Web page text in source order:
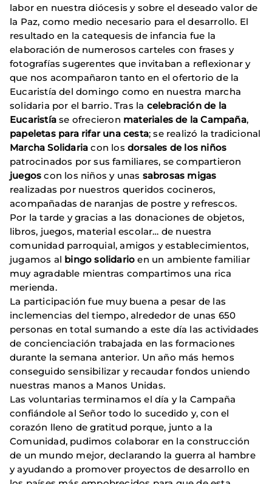
labor en nuestra diócesis y sobre el deseado valor de
la Paz, como medio necesario para el desarrollo. El
resultado en la catequesis de infancia fue la
elaboración de numerosos carteles con frases y
fotografías sugerentes que invitaban a reflexionar y
que nos acompañaron tanto en el ofertorio de la
Eucaristía del domingo como en nuestra marcha
solidaria por el barrio. Tras la celebración de la
Eucaristía se ofrecieron materiales de la Campaña,
papeletas para rifar una cesta; se realizó la tradicional
Marcha Solidaria con losdorsales de los niños
patrocinados por sus familiares, se compartieron
juegos con los niños y unas sabrosas migas
realizadas por nuestros queridos cocineros,
acompañadas de naranjas de postre y refrescos.
Por la tarde y gracias a las donaciones de objetos,
libros, juegos, material escolar… de nuestra
comunidad parroquial, amigos y establecimientos,
jugamos al bingo solidario en un ambiente familiar
muy agradable mientras compartimos una rica
merienda.
La participación fue muy buena a pesar de las
inclemencias del tiempo, alrededor de unas 650
personas en total sumando a este día las actividades
de concienciación trabajada en las formaciones
durante la semana anterior. Un año más hemos
conseguido sensibilizar y recaudar fondos uniendo
nuestras manos a Manos Unidas.
Las voluntarias terminamos el día y la Campaña
confiándole al Señor todo lo sucedido y, con el
corazón lleno de gratitud porque, junto a la
Comunidad, pudimos colaborar en la construcción
de un mundo mejor, declarando la guerra al hambre
y ayudando a promover proyectos de desarrollo en